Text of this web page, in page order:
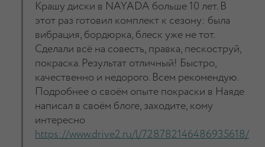
Крашу диски в NAYADA больше 10 лет. В
этот раз готовил комплект к сезону: была
вибрация, бордюрка, блеск уже не тот.
Сделали всё на совесть, правка, пескоструй,
покраска. Результат отличный! Быстро,
качественно и недорого. Всем рекомендую.
Подробнее о своём опыте покраски в Наяде
написал в своём блоге, заходите, кому
интересно
https://www.drive2.ru/l/728782146486935618/